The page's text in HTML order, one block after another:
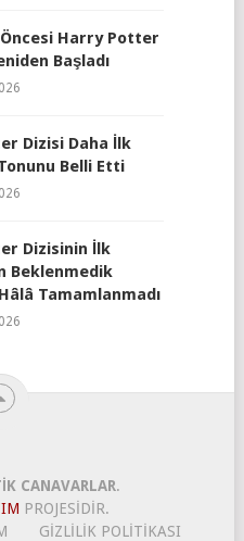
Öncesi Harry Potter
Başladı
Dizisi Daha İlk
Belli Etti
Dizisinin İlk
Beklenmedik
Tamamlanmadı
CANAVARLAR.
PROJESIDIR.
GIZLILIK POLITIKASI